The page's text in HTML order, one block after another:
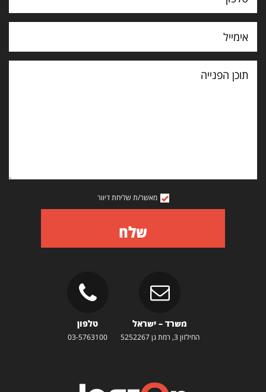
תוכן
הפנייה
מאשר/ת שליחת דיוור
שלח
משרד – ישראל
החילזון 3, רמת גן 5252267
טלפון
03-5763100